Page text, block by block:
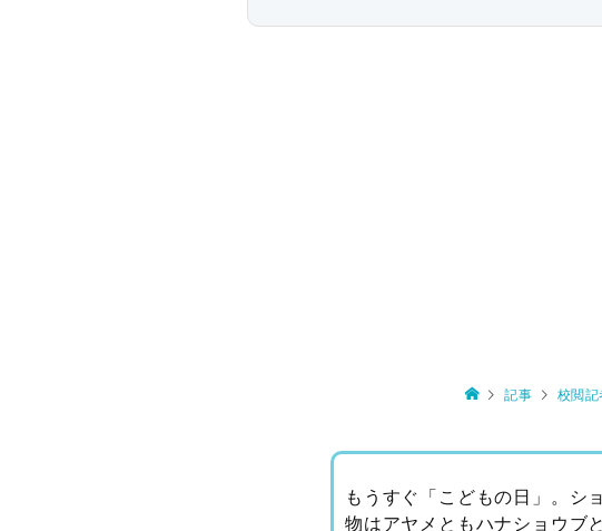
記事 校閲
もうすぐ「こどもの日」。シ
物はアヤメともハナショウブ